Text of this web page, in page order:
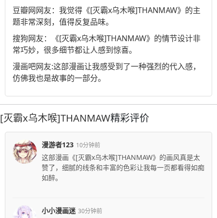
豆瓣网网友：我觉得《[灭霸x乌木喉]THANMAW》的主
题非常深刻，值得反复品味。
搜狗网友：《[灭霸x乌木喉]THANMAW》的情节设计非
常巧妙，很多细节都让人感到惊喜。
漫画吧网友:这部漫画让我感受到了一种强烈的代入感，
仿佛我也是故事的一部分。
[灭霸x乌木喉]THANMAW精彩评价
漫游者123 10分钟前
这部漫画《[灭霸x乌木喉]THANMAW》的画风真是太
赞了，细腻的线条和丰富的色彩让我每一页都看得如痴
如醉。
小小漫画迷 30分钟前